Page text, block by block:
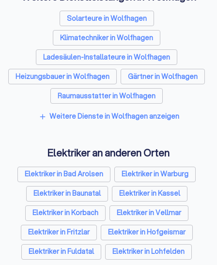
Solarteure in Wolfhagen
Klimatechniker in Wolfhagen
Ladesäulen-Installateure in Wolfhagen
Heizungsbauer in Wolfhagen
Gärtner in Wolfhagen
Raumausstatter in Wolfhagen
Architekten in Wolfhagen
Schreiner in Wolfhagen
Rohrreinigungsbetriebe in Wolfhagen
add Weitere Dienste in Wolfhagen anzeigen
Elektriker an anderen Orten
Elektriker in Bad Arolsen
Elektriker in Warburg
Elektriker in Baunatal
Elektriker in Kassel
Elektriker in Korbach
Elektriker in Vellmar
Elektriker in Fritzlar
Elektriker in Hofgeismar
Elektriker in Fuldatal
Elektriker in Lohfelden